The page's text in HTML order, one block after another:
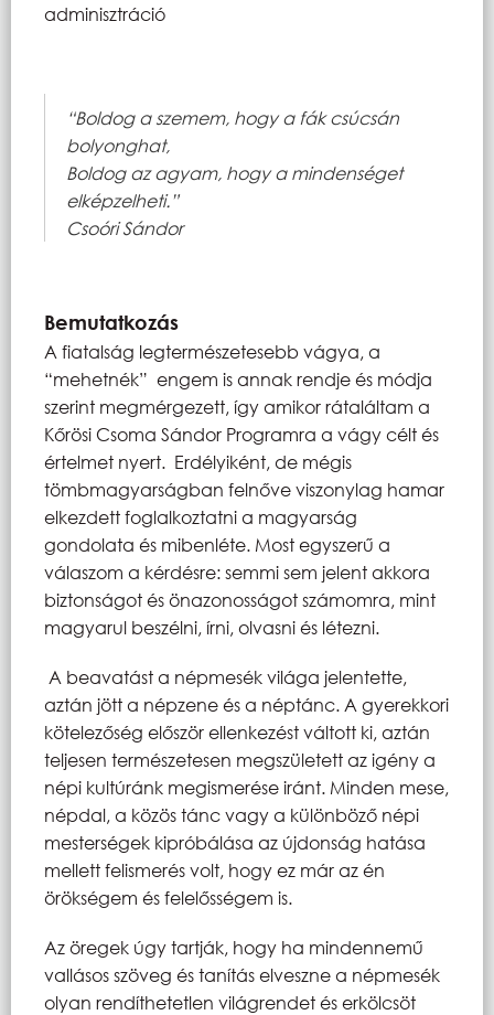
adminisztráció
“Boldog a szemem, hogy a fák csúcsán
bolyonghat,
Boldog az agyam, hogy a mindenséget
elképzelheti.”
Csoóri Sándor
Bemutatkozás
A fiatalság legtermészetesebb vágya, a
“mehetnék” engem is annak rendje és módja
szerint megmérgezett, így amikor rátaláltam a
Kőrösi Csoma Sándor Programra a vágy célt és
értelmet nyert. Erdélyiként, de mégis
tömbmagyarságban felnőve viszonylag hamar
elkezdett foglalkoztatni a magyarság
gondolata és mibenléte. Most egyszerű a
válaszom a kérdésre: semmi sem jelent akkora
biztonságot és önazonosságot számomra, mint
magyarul beszélni, írni, olvasni és létezni.
A beavatást a népmesék világa jelentette,
aztán jött a népzene és a néptánc. A gyerekkori
kötelezőség először ellenkezést váltott ki, aztán
teljesen természetesen megszületett az igény a
népi kultúránk megismerése iránt. Minden mese,
népdal, a közös tánc vagy a különböző népi
mesterségek kipróbálása az újdonság hatása
mellett felismerés volt, hogy ez már az én
örökségem és felelősségem is.
Az öregek úgy tartják, hogy ha mindennemű
vallásos szöveg és tanítás elveszne a népmesék
olyan rendíthetetlen világrendet és erkölcsöt